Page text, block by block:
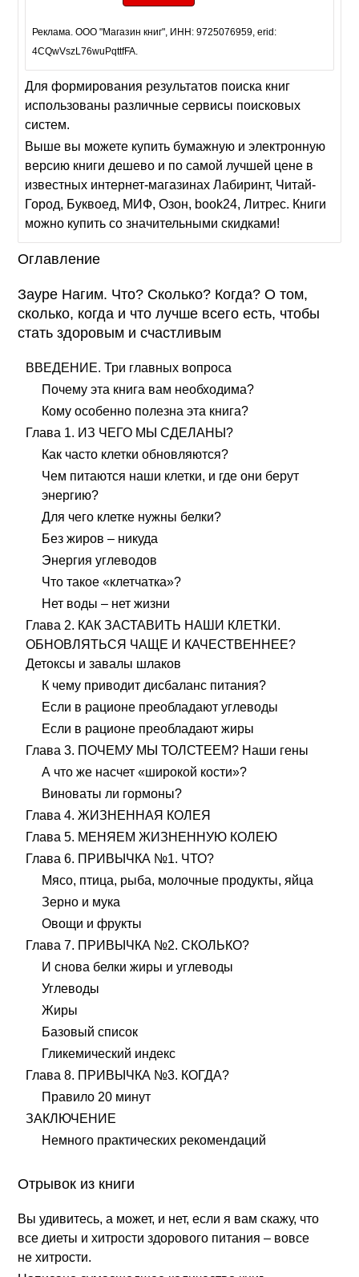
Реклама. ООО "Магазин книг", ИНН: 9725076959, erid:
4CQwVszL76wuPqttfFA.
Для формирования результатов поиска книг
использованы различные сервисы поисковых
систем.
Выше вы можете купить бумажную и электронную
версию книги дешево и по самой лучшей цене в
известных интернет-магазинах Лабиринт, Читай-
Город, Буквоед, МИФ, Озон, book24, Литрес. Книги
можно купить со значительными скидками!
Оглавление
Зауре Нагим. Что? Сколько? Когда? О том,
сколько, когда и что лучше всего есть, чтобы
стать здоровым и счастливым
ВВЕДЕНИЕ. Три главных вопроса
Почему эта книга вам необходима?
Кому особенно полезна эта книга?
Глава 1. ИЗ ЧЕГО МЫ СДЕЛАНЫ?
Как часто клетки обновляются?
Чем питаются наши клетки, и где они берут
энергию?
Для чего клетке нужны белки?
Без жиров – никуда
Энергия углеводов
Что такое «клетчатка»?
Нет воды – нет жизни
Глава 2. КАК ЗАСТАВИТЬ НАШИ КЛЕТКИ.
ОБНОВЛЯТЬСЯ ЧАЩЕ И КАЧЕСТВЕННЕЕ?
Детоксы и завалы шлаков
К чему приводит дисбаланс питания?
Если в рационе преобладают углеводы
Если в рационе преобладают жиры
Глава 3. ПОЧЕМУ МЫ ТОЛСТЕЕМ? Наши гены
А что же насчет «широкой кости»?
Виноваты ли гормоны?
Глава 4. ЖИЗНЕННАЯ КОЛЕЯ
Глава 5. МЕНЯЕМ ЖИЗНЕННУЮ КОЛЕЮ
Глава 6. ПРИВЫЧКА №1. ЧТО?
Мясо, птица, рыба, молочные продукты, яйца
Зерно и мука
Овощи и фрукты
Глава 7. ПРИВЫЧКА №2. СКОЛЬКО?
И снова белки жиры и углеводы
Углеводы
Жиры
Базовый список
Гликемический индекс
Глава 8. ПРИВЫЧКА №3. КОГДА?
Правило 20 минут
ЗАКЛЮЧЕНИЕ
Немного практических рекомендаций
Отрывок из книги
Вы удивитесь, а может, и нет, если я вам скажу, что
все диеты и хитрости здорового питания – вовсе
не хитрости.